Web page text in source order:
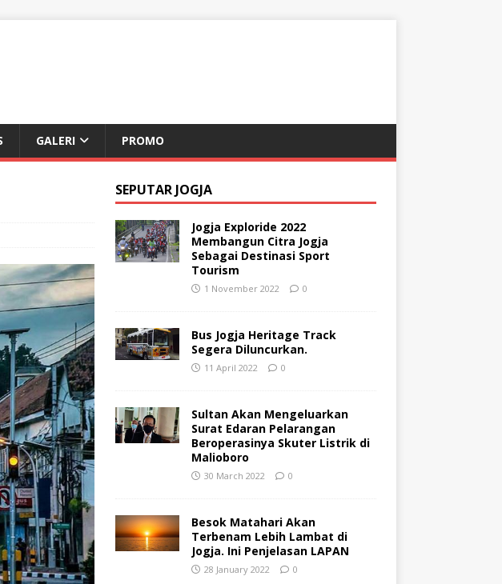
GALERI PROMO
SEPUTAR JOGJA
Jogja Exploride 2022
Membangun Citra Jogja
Sebagai Destinasi Sport
Tourism
1 November 2022 0
Bus Jogja Heritage Track
Segera Diluncurkan.
11 April 2022 0
Sultan Akan Mengeluarkan
Surat Edaran Pelarangan
Beroperasinya Skuter Listrik di
Malioboro
30 March 2022 0
Besok Matahari Akan
Terbenam Lebih Lambat di
Jogja. Ini Penjelasan LAPAN
28 January 2022 0